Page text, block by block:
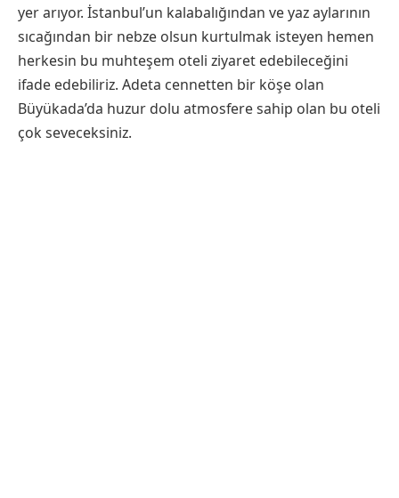
yer arıyor. İstanbul’un kalabalığından ve yaz aylarının
sıcağından bir nebze olsun kurtulmak isteyen hemen
herkesin bu muhteşem oteli ziyaret edebileceğini
ifade edebiliriz. Adeta cennetten bir köşe olan
Büyükada’da huzur dolu atmosfere sahip olan bu oteli
çok seveceksiniz.